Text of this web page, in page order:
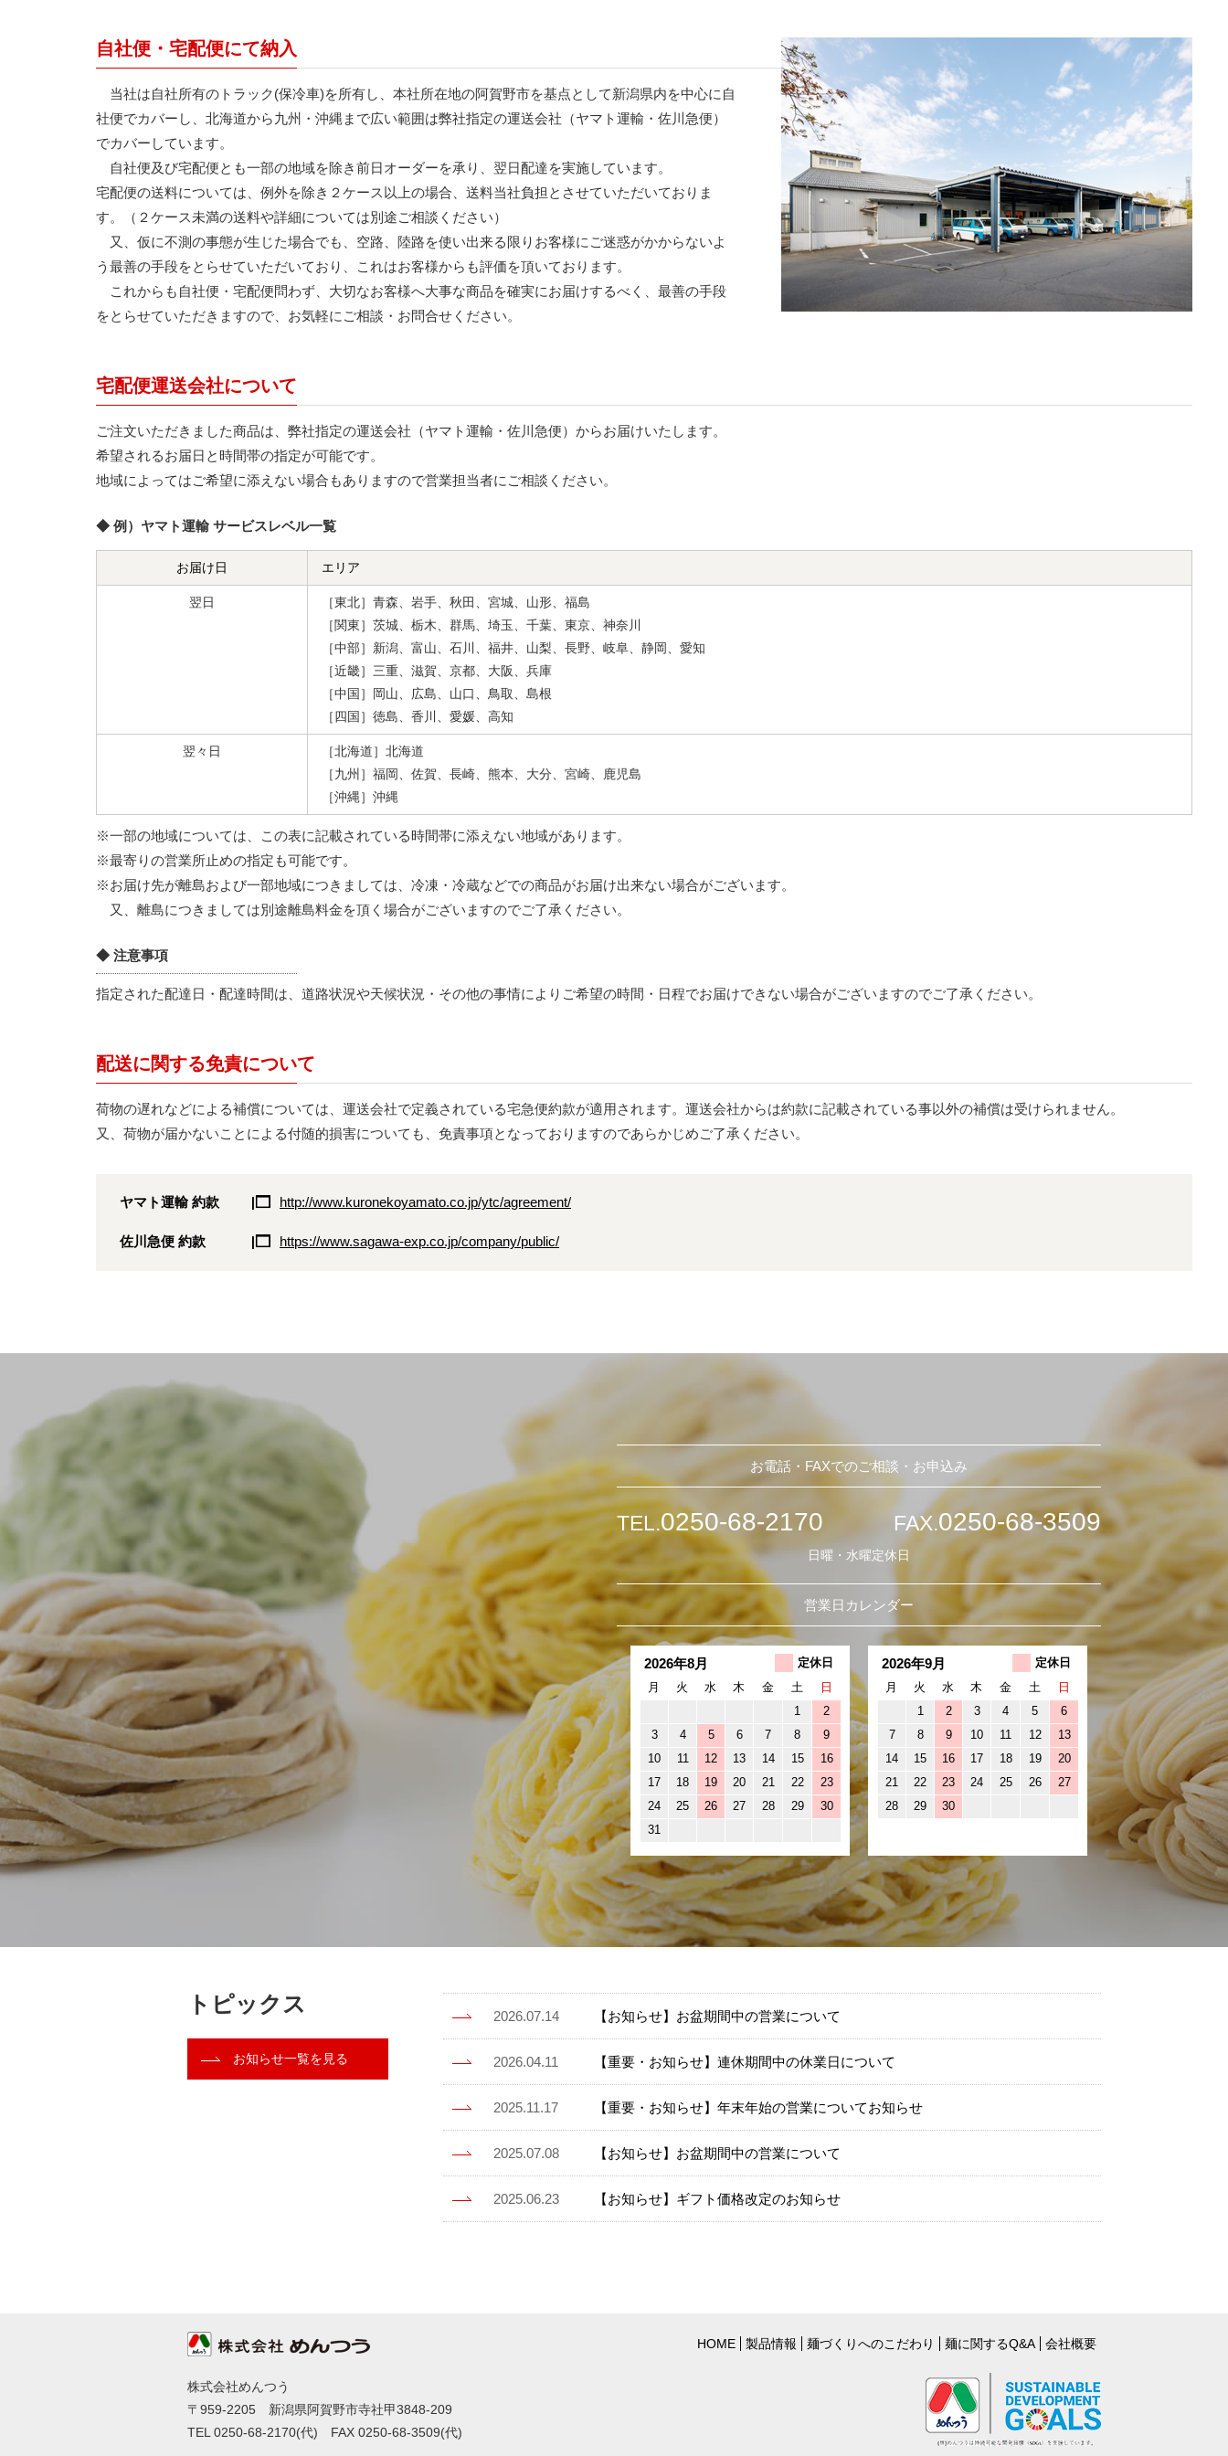
自社便・宅配便にて納入
当社は自社所有のトラック(保冷車)を所有し、本社所在地の阿賀野市を基点として新潟県内を中心に自
社便でカバーし、北海道から九州・沖縄まで広い範囲は弊社指定の運送会社（ヤマト運輸・佐川急便）
でカバーしています。
自社便及び宅配便とも一部の地域を除き前日オーダーを承り、翌日配達を実施しています。
宅配便の送料については、例外を除き２ケース以上の場合、送料当社負担とさせていただいておりま
す。（２ケース未満の送料や詳細については別途ご相談ください）
又、仮に不測の事態が生じた場合でも、空路、陸路を使い出来る限りお客様にご迷惑がかからないよ
う最善の手段をとらせていただいており、これはお客様からも評価を頂いております。
これからも自社便・宅配便問わず、大切なお客様へ大事な商品を確実にお届けするべく、最善の手段
をとらせていただきますので、お気軽にご相談・お問合せください。
宅配便運送会社について
ご注文いただきました商品は、弊社指定の運送会社（ヤマト運輸・佐川急便）からお届けいたします。
希望されるお届日と時間帯の指定が可能です。
地域によってはご希望に添えない場合もありますので営業担当者にご相談ください。
◆ 例）ヤマト運輸 サービスレベル一覧
お届け日 エリア
翌日
［東北］青森、岩手、秋田、宮城、山形、福島
［関東］茨城、栃木、群馬、埼玉、千葉、東京、神奈川
［中部］新潟、富山、石川、福井、山梨、長野、岐阜、静岡、愛知
［近畿］三重、滋賀、京都、大阪、兵庫
［中国］岡山、広島、山口、鳥取、島根
［四国］徳島、香川、愛媛、高知
翌々日
［北海道］北海道
［九州］福岡、佐賀、長崎、熊本、大分、宮崎、鹿児島
［沖縄］沖縄
※一部の地域については、この表に記載されている時間帯に添えない地域があります。
※最寄りの営業所止めの指定も可能です。
※お届け先が離島および一部地域につきましては、冷凍・冷蔵などでの商品がお届け出来ない場合がございます。
又、離島につきましては別途離島料金を頂く場合がございますのでご了承ください。
◆ 注意事項
指定された配達日・配達時間は、道路状況や天候状況・その他の事情によりご希望の時間・日程でお届けできない場合がございますのでご了承ください。
配送に関する免責について
荷物の遅れなどによる補償については、運送会社で定義されている宅急便約款が適用されます。運送会社からは約款に記載されている事以外の補償は受けられません。
又、荷物が届かないことによる付随的損害についても、免責事項となっておりますのであらかじめご了承ください。
ヤマト運輸 約款 http://www.kuronekoyamato.co.jp/ytc/agreement/
佐川急便 約款 https://www.sagawa-exp.co.jp/company/public/
お電話・FAXでのご相談・お申込み
TEL.0250-68-2170 FAX.0250-68-3509
日曜・水曜定休日
営業日カレンダー
2026年8月
定休日
月
火 水 木 金 土
日
1
2
3
4 5 6 7 8
9
10
11 12 13 14 15
16
17
18 19 20 21 22
23
24
25 26 27 28 29
30
31
2026年9月
定休日
月
火 水 木 金 土
日
1
2 3 4 5
6
7
8 9 10 11 12
13
14
15 16 17 18 19
20
21
22 23 24 25 26
27
28
29 30
トピックス
お知らせ一覧を見る
2026.07.14 【お知らせ】お盆期間中の営業について
2026.04.11 【重要・お知らせ】連休期間中の休業日について
2025.11.17 【重要・お知らせ】年末年始の営業についてお知らせ
2025.07.08 【お知らせ】お盆期間中の営業について
2025.06.23 【お知らせ】ギフト価格改定のお知らせ
HOME 製品情報 麺づくりへのこだわり 麺に関するQ&A 会社概要
株式会社めんつう
〒959-2205 新潟県阿賀野市寺社甲3848-209
TEL 0250-68-2170(代) FAX 0250-68-3509(代)